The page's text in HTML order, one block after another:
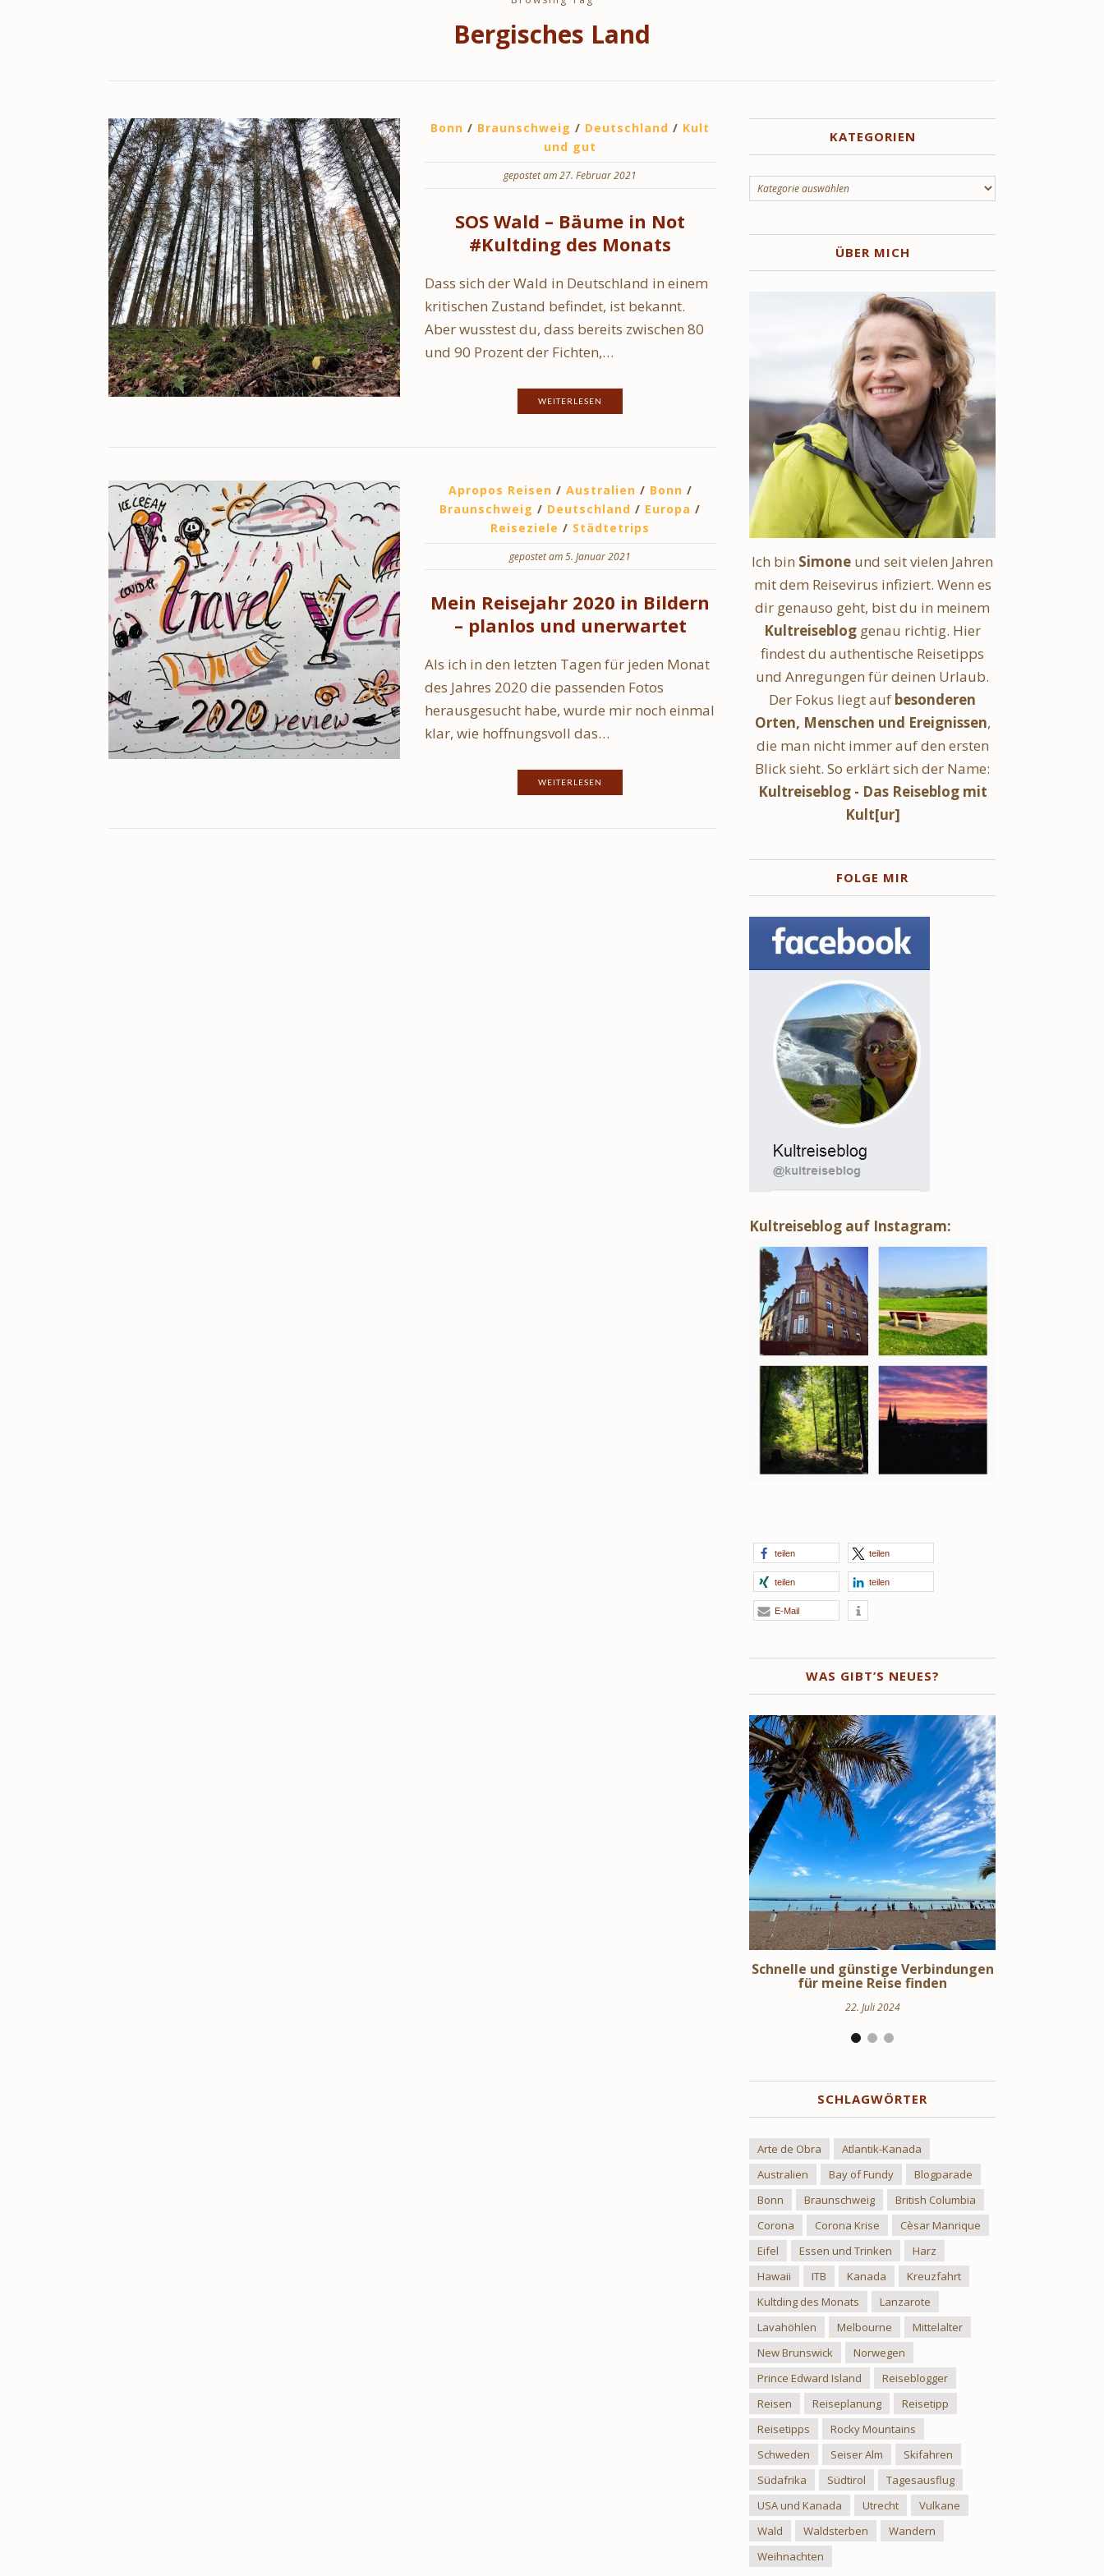
Bergisches Land
Bonn / Braunschweig / Deutschland / Kult
und gut
gepostet am 27. Februar 2021
SOS Wald – Bäume in Not
#Kultding des Monats
Dass sich der Wald in Deutschland in einem
kritischen Zustand befindet, ist bekannt.
Aber wusstest du, dass bereits zwischen 80
und 90 Prozent der Fichten,…
WEITERLESEN
Apropos Reisen / Australien / Bonn /
Braunschweig / Deutschland / Europa /
Reiseziele / Städtetrips
gepostet am 5. Januar 2021
Mein Reisejahr 2020 in Bildern
– planlos und unerwartet
Als ich in den letzten Tagen für jeden Monat
des Jahres 2020 die passenden Fotos
herausgesucht habe, wurde mir noch einmal
klar, wie hoffnungsvoll das…
WEITERLESEN
KATEGORIEN
Kategorien
ÜBER MICH
Ich bin Simone und seit vielen Jahren
mit dem Reisevirus infiziert. Wenn es
dir genauso geht, bist du in meinem
Kultreiseblog genau richtig. Hier
findest du authentische Reisetipps
und Anregungen für deinen Urlaub.
Der Fokus liegt auf besonderen
Orten, Menschen und Ereignissen,
die man nicht immer auf den ersten
Blick sieht. So erklärt sich der Name:
Kultreiseblog - Das Reiseblog mit
Kult[ur]
FOLGE MIR
Kultreiseblog auf Instagram:
teilen teilen
teilen teilen
E-Mail
WAS GIBT’S NEUES?
Schweden Urlaub – Haus am See in
Uppland
24. März 2024
SCHLAGWÖRTER
Arte de Obra
Atlantik-Kanada
Australien
Bay of Fundy
Blogparade
Bonn
Braunschweig
British Columbia
Corona
Corona Krise
Cèsar Manrique
Eifel
Essen und Trinken
Harz
Hawaii
ITB Kanada
Kreuzfahrt
Kultding des Monats
Lanzarote
Lavahöhlen
Melbourne
Mittelalter
New Brunswick
Norwegen
Prince Edward Island
Reiseblogger
Reisen
Reiseplanung
Reisetipp
Reisetipps
Rocky Mountains
Schweden
Seiser Alm
Skifahren
Südafrika
Südtirol
Tagesausflug
USA und Kanada
Utrecht
Vulkane
Wald
Waldsterben
Wandern
Weihnachten